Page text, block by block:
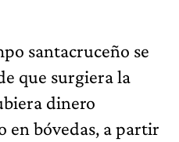
santacruceño se
que surgiera la
dinero
en bóvedas, a partir